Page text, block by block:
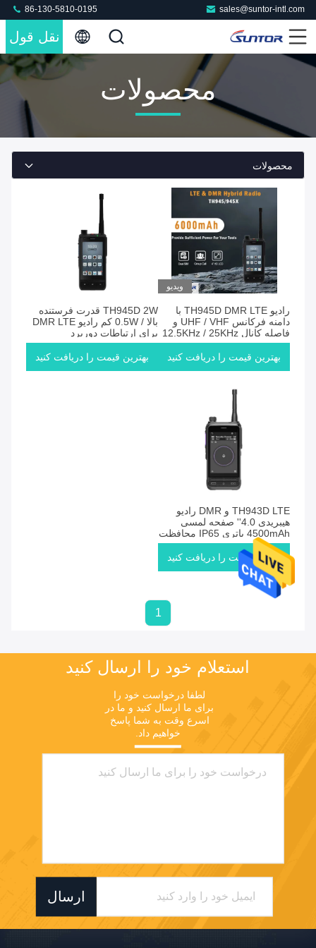
sales@suntor-intl.com
86-130-5810-0195
نقل قول
محصولات
محصولات
ویدیو
رادیو TH945D DMR LTE با
دامنه فرکانس UHF / VHF و
فاصله کانال 12.5KHz / 25KHz
برای پوشش گسترده و انعطاف
پذیربهترین قیمت را دریافت کنید
TH945D 2W قدرت فرستنده
بالا / 0.5W کم رادیو DMR LTE
برای ارتباطات دوربرد
بهترین قیمت را دریافت کنید
TH943D LTE و DMR رادیو
هیبریدی 4.0'' صفحه لمسی
4500mAh باتری IP65 محافظت
بهترین قیمت را دریافت کنید
1
استعلام خود را ارسال کنید
خواهیم داد.
ارسال